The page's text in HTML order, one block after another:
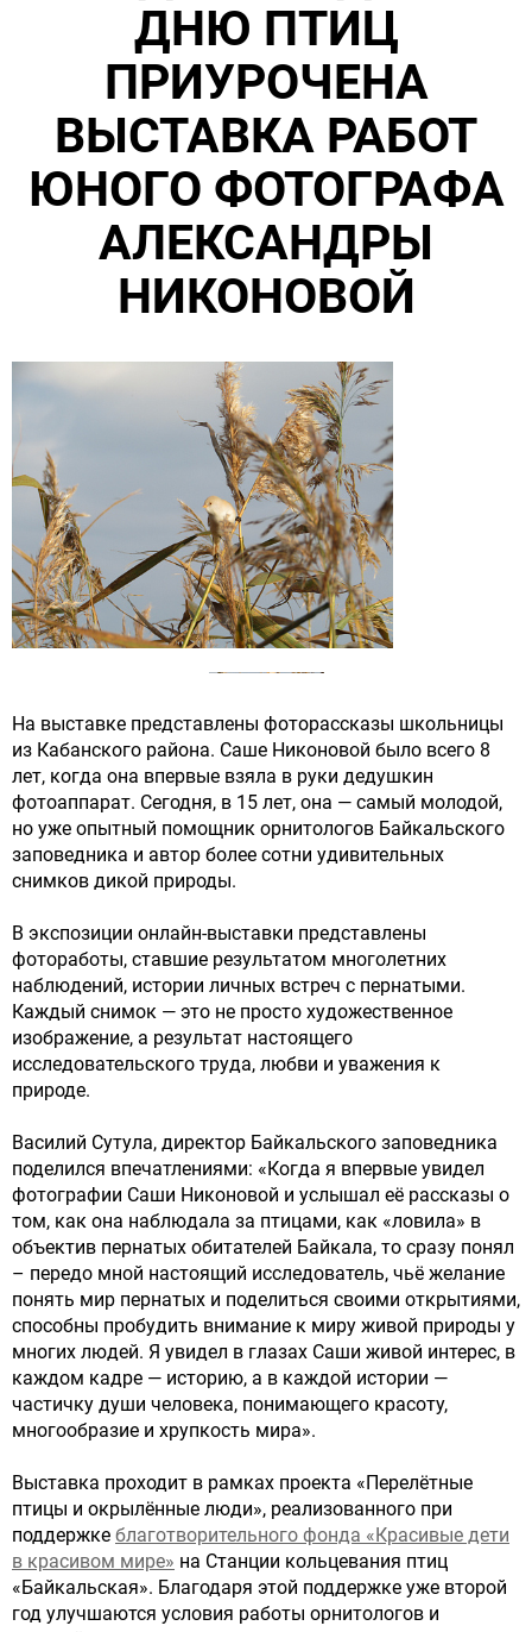
ДНЮ ПТИЦ
ПРИУРОЧЕНА
ВЫСТАВКА РАБОТ
ЮНОГО ФОТОГРАФА
АЛЕКСАНДРЫ
НИКОНОВОЙ
На выставке представлены фоторассказы школьницы
из Кабанского района. Саше Никоновой было всего 8
лет, когда она впервые взяла в руки дедушкин
фотоаппарат. Сегодня, в 15 лет, она — самый молодой,
но уже опытный помощник орнитологов Байкальского
заповедника и автор более сотни удивительных
снимков дикой природы.
В экспозиции онлайн-выставки представлены
фотоработы, ставшие результатом многолетних
наблюдений, истории личных встреч с пернатыми.
Каждый снимок — это не просто художественное
изображение, а результат настоящего
исследовательского труда, любви и уважения к
природе.
Василий Сутула, директор Байкальского заповедника
поделился впечатлениями: «Когда я впервые увидел
фотографии Саши Никоновой и услышал её рассказы о
том, как она наблюдала за птицами, как «ловила» в
объектив пернатых обитателей Байкала, то сразу понял
– передо мной настоящий исследователь, чьё желание
понять мир пернатых и поделиться своими открытиями,
способны пробудить внимание к миру живой природы у
многих людей. Я увидел в глазах Саши живой интерес, в
каждом кадре — историю, а в каждой истории —
частичку души человека, понимающего красоту,
многообразие и хрупкость мира».
Выставка проходит в рамках проекта «Перелётные
птицы и окрылённые люди», реализованного при
поддержке благотворительного фонда «Красивые дети
в красивом мире» на Станции кольцевания птиц
«Байкальская». Благодаря этой поддержке уже второй
год улучшаются условия работы орнитологов и